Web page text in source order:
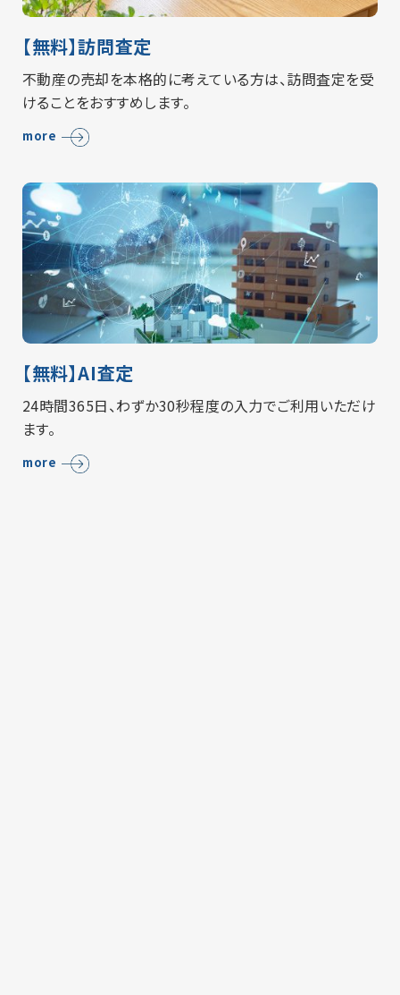
【無料】訪問査定
不動産の売却を本格的に考えている方は、訪問査定を受
けることをおすすめします。
more
【無料】AI査定
24時間365日、わずか30秒程度の入力でご利用いただけ
ます。
more